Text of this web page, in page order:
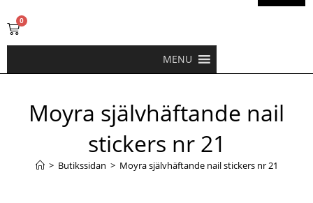
0
MENU
Moyra självhäftande nail
stickers nr 21
> Butikssidan > Moyra självhäftande nail stickers nr 21